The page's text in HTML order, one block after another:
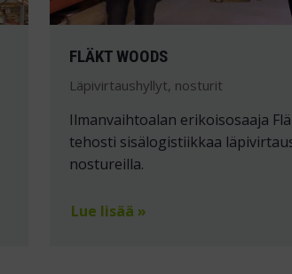
FLÄKT WOODS
Läpivirtaushyllyt, nosturit
Ilmanvaihtoalan erikoisosaaja
tehosti sisälogistiikkaa
nostureilla.
Lue lisää »